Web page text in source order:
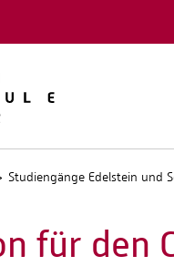
Kontakt
Studiengänge Edelstein und
für den